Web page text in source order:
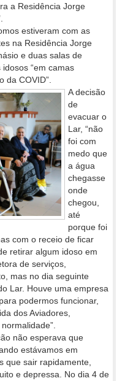
a Residência Jorge
estiveram com as
na Residência Jorge
e duas salas de
“em camas
da COVID”.
A decisão
de
evacuar o
Lar, “não
foi com
medo que
a água
chegasse
onde
chegou,
até
porque foi
com o receio de ficar
retirar algum idoso em
de serviços,
mas no dia seguinte
Lar. Houve uma empresa
podermos funcionar,
dos Aviadores,
não esperava que
estávamos em
que sair rapidamente,
e depressa. No dia 4 de